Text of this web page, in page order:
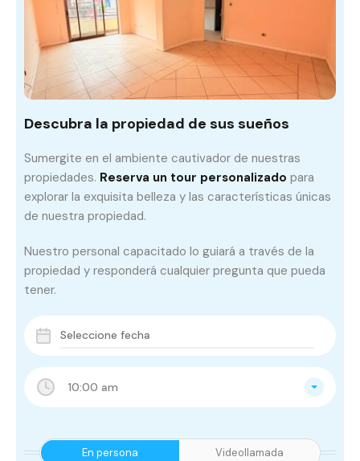
10:00 am
En persona Videollamada
Descubra la propiedad de sus sueños
Sumergite en el ambiente cautivador de nuestras
propiedades. Reserva un tour personalizado para
explorar la exquisita belleza y las características únicas
de nuestra propiedad.
Nuestro personal capacitado lo guiará a través de la
propiedad y responderá cualquier pregunta que pueda
tener.